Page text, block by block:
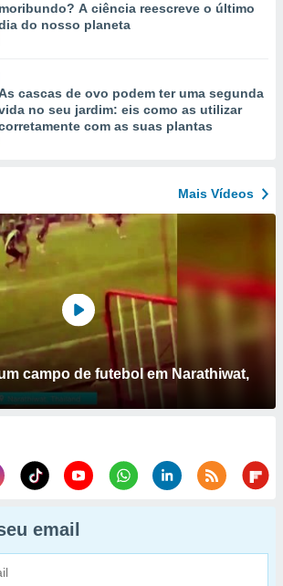
moribundo? A ciência reescreve o último
do nosso planeta
cascas de ovo podem ter uma segunda
no seu jardim: eis como as utilizar
com as suas plantas
Mais Vídeos
campo de futebol em Narathiwat,
email